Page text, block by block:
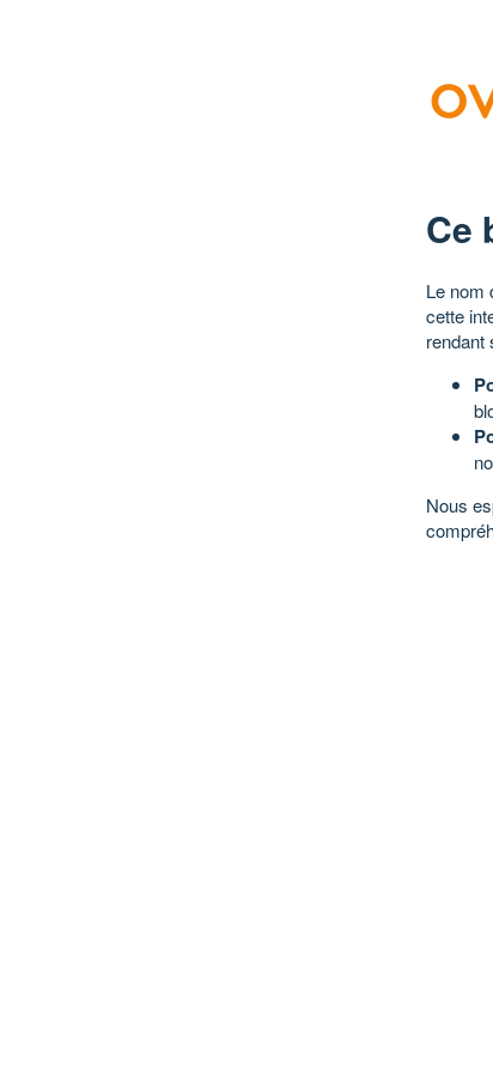
Ce
Le nom
cette
rendant
Nous